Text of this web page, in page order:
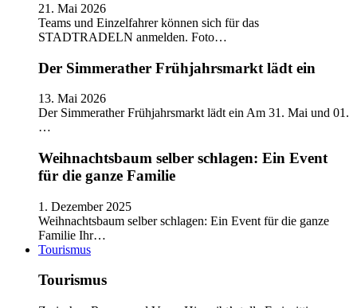
21. Mai 2026
Teams und Einzelfahrer können sich für das
STADTRADELN anmelden. Foto…
Der Simmerather Frühjahrsmarkt lädt ein
13. Mai 2026
Der Simmerather Frühjahrsmarkt lädt ein Am 31. Mai und 01.
…
Weihnachtsbaum selber schlagen: Ein Event
für die ganze Familie
1. Dezember 2025
Weihnachtsbaum selber schlagen: Ein Event für die ganze
Familie Ihr…
Tourismus
Tourismus